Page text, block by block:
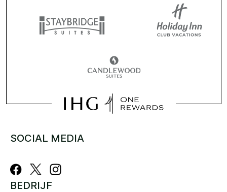
SOCIAL MEDIA
BEDRIJF